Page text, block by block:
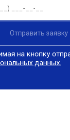
Отправить заявку
на кнопку
данных.